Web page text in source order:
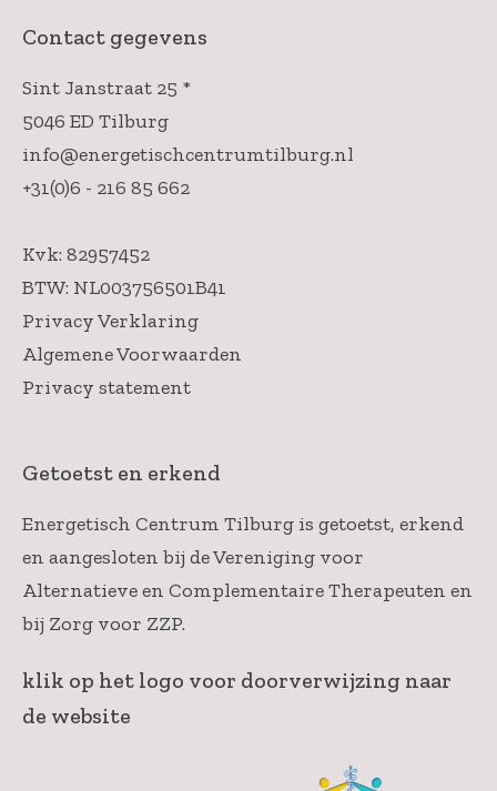
Contact gegevens
Sint Janstraat 25 *
5046 ED Tilburg
info@energetischcentrumtilburg.nl
+31(0)6 - 216 85 662
Kvk: 82957452
BTW: NL003756501B41
Privacy Verklaring
Algemene Voorwaarden
Privacy statement
Getoetst en erkend
Energetisch Centrum Tilburg is getoetst, erkend
en aangesloten bij de Vereniging voor
Alternatieve en Complementaire Therapeuten en
bij Zorg voor ZZP.
klik op het logo voor doorverwijzing naar
de website